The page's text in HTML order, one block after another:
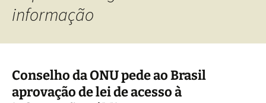
informação
Conselho da ONU pede ao Brasil
aprovação de lei de acesso à